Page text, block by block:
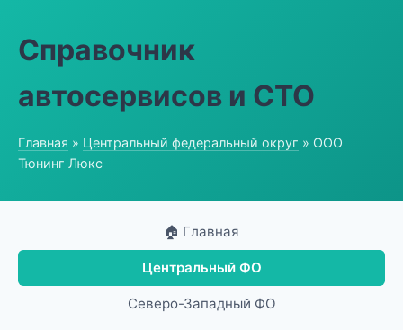
Справочник
автосервисов и СТО
Главная » Центральный федеральный округ » ООО
Тюнинг Люкс
🏠 Главная
Центральный ФО
Северо-Западный ФО